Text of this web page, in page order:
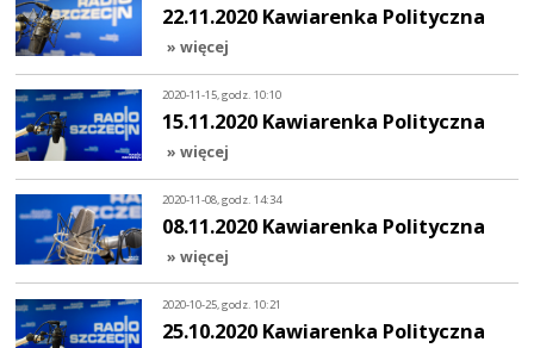
22.11.2020 Kawiarenka Polityczna
» więcej
2020-11-15, godz. 10:10
15.11.2020 Kawiarenka Polityczna
» więcej
2020-11-08, godz. 14:34
08.11.2020 Kawiarenka Polityczna
» więcej
2020-10-25, godz. 10:21
25.10.2020 Kawiarenka Polityczna